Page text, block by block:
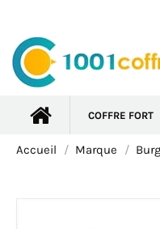
COFFRE FORT
Accueil Marque